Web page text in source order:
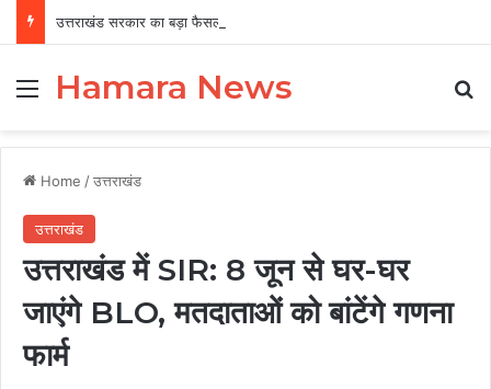
MenuHamara News
Home /उत्तराखंड
उत्तराखंड
उत्तराखंड में SIR: 8 जून से घर-घर
जाएंगे BLO, मतदाताओं को बांटेंगे गणना
फार्म